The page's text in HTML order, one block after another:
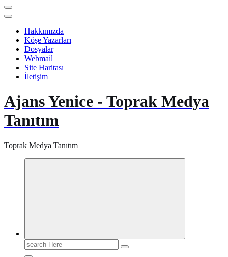
Hakkımızda
Köşe Yazarları
Dosyalar
Webmail
Site Haritası
İletişim
Ajans Yenice - Toprak Medya
Tanıtım
Toprak Medya Tanıtım
Search
for: